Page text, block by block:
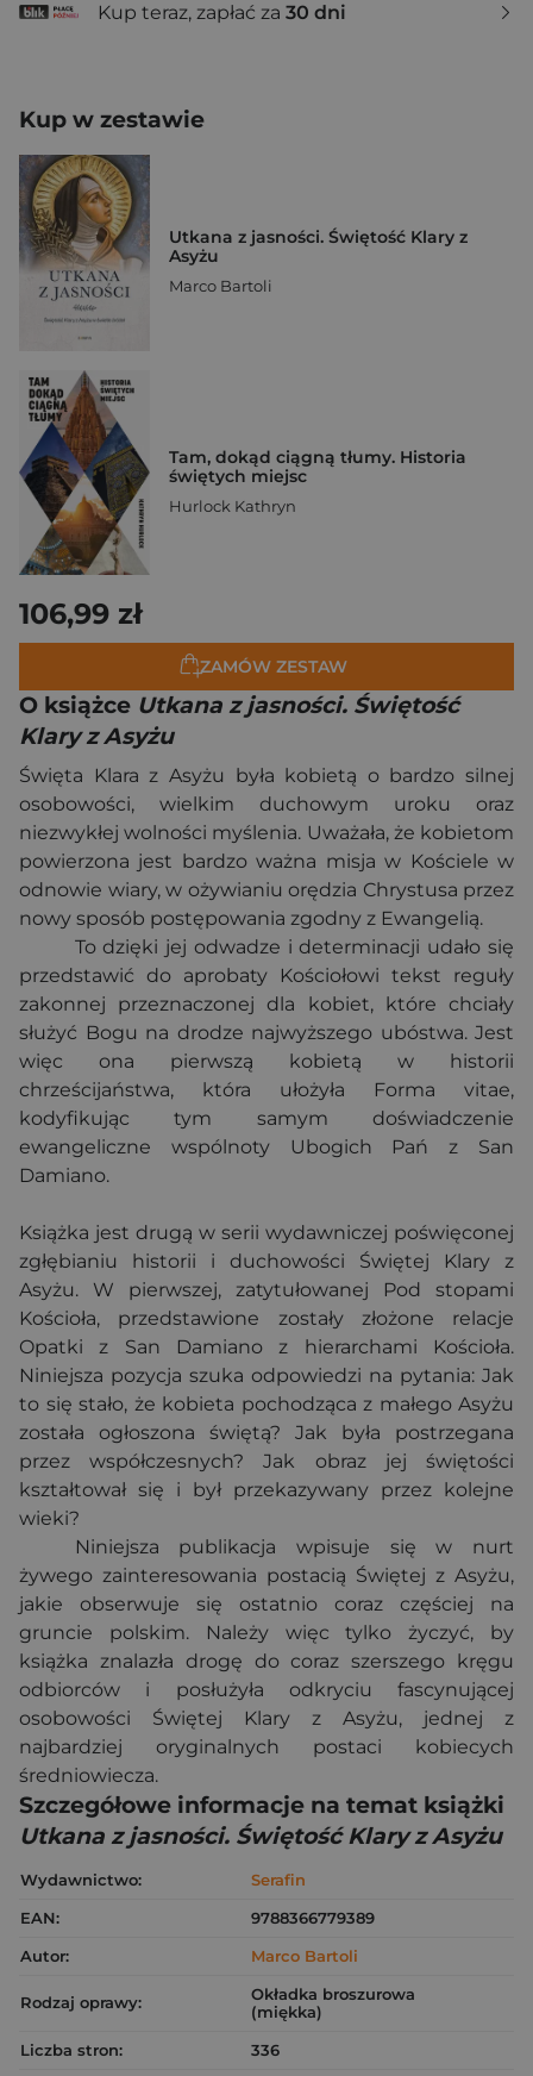
Kup teraz, zapłać za 30 dni
Kup w zestawie
Utkana z jasności. Świętość Klary z
Asyżu
Marco Bartoli
Tam, dokąd ciągną tłumy. Historia
świętych miejsc
Hurlock Kathryn
106,99 zł
ZAMÓW ZESTAW
O książce Utkana z jasności. Świętość
Klary z Asyżu
Święta Klara z Asyżu była kobietą o bardzo silnej
osobowości, wielkim duchowym uroku oraz
niezwykłej wolności myślenia. Uważała, że kobietom
powierzona jest bardzo ważna misja w Kościele w
odnowie wiary, w ożywianiu orędzia Chrystusa przez
nowy sposób postępowania zgodny z Ewangelią.
To dzięki jej odwadze i determinacji udało się
przedstawić do aprobaty Kościołowi tekst reguły
zakonnej przeznaczonej dla kobiet, które chciały
służyć Bogu na drodze najwyższego ubóstwa. Jest
więc ona pierwszą kobietą w historii
chrześcijaństwa, która ułożyła Forma vitae,
kodyfikując tym samym doświadczenie
ewangeliczne wspólnoty Ubogich Pań z San
Damiano.
Książka jest drugą w serii wydawniczej poświęconej
zgłębianiu historii i duchowości Świętej Klary z
Asyżu. W pierwszej, zatytułowanej Pod stopami
Kościoła, przedstawione zostały złożone relacje
Opatki z San Damiano z hierarchami Kościoła.
Niniejsza pozycja szuka odpowiedzi na pytania: Jak
to się stało, że kobieta pochodząca z małego Asyżu
została ogłoszona świętą? Jak była postrzegana
przez współczesnych? Jak obraz jej świętości
kształtował się i był przekazywany przez kolejne
wieki?
Niniejsza publikacja wpisuje się w nurt
żywego zainteresowania postacią Świętej z Asyżu,
jakie obserwuje się ostatnio coraz częściej na
gruncie polskim. Należy więc tylko życzyć, by
książka znalazła drogę do coraz szerszego kręgu
odbiorców i posłużyła odkryciu fascynującej
osobowości Świętej Klary z Asyżu, jednej z
najbardziej oryginalnych postaci kobiecych
średniowiecza.
Szczegółowe informacje na temat książki
Utkana z jasności. Świętość Klary z Asyżu
Wydawnictwo:
Serafin
EAN:
9788366779389
Autor:
Marco Bartoli
Rodzaj oprawy:
Okładka broszurowa
(miękka)
Liczba stron:
336